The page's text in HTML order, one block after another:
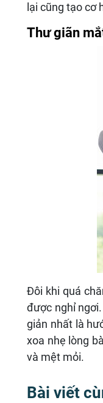
lại cũng tạo cơ
Thư giãn
Đôi khi quá
được nghỉ
giản nhất là
xoa nhẹ lòng
và mệt mỏi.
Bài viết